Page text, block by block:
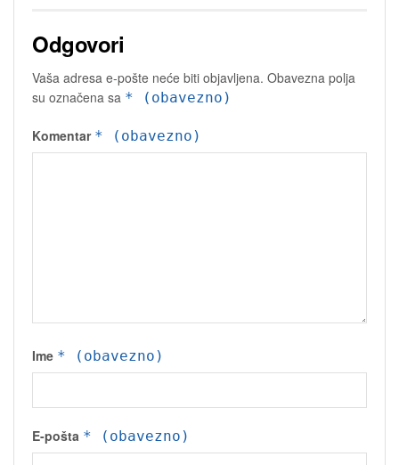
Odgovori
Vaša adresa e-pošte neće biti objavljena. Obavezna polja
su označena sa * (obavezno)
Komentar * (obavezno)
Ime * (obavezno)
E-pošta * (obavezno)